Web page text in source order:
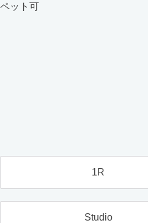
ペット可
1R
Studio